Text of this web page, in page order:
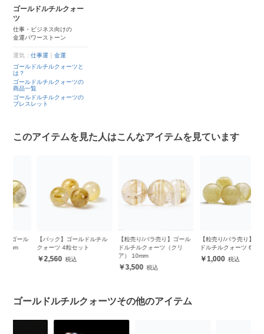
ゴールドルチルクォー
ツ
仕事・ビジネス向けの
金運パワーストーン
運気：仕事運 ｜金運
ゴールドルチルクォーツと
は？
ゴールドルチルクォーツの
商品一覧
ゴールドルチルクォーツの
ブレスレット
このアイテムを見た人はこんなアイテムを見ています
【パック】ゴールドルチル
クォーツ 4粒セット
2,560
【粒売り/バラ売り】ゴール
ドルチルクォーツ（クリ
ア） 10mm
【粒売り/バラ売り】ゴール
ドルチルクォーツ 6mm
ゴールドルチルクォーツその他のアイテム